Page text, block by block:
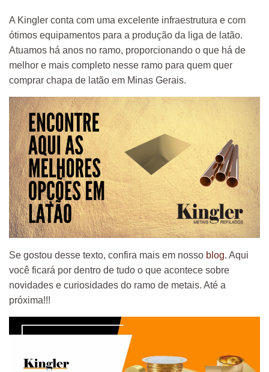
A Kingler conta com uma excelente infraestrutura e com
ótimos equipamentos para a produção da liga de latão.
Atuamos há anos no ramo, proporcionando o que há de
melhor e mais completo nesse ramo para quem quer
comprar chapa de latão em Minas Gerais.
Se gostou desse texto, confira mais em nosso blog. Aqui
você ficará por dentro de tudo o que acontece sobre
novidades e curiosidades do ramo de metais. Até a
próxima!!!